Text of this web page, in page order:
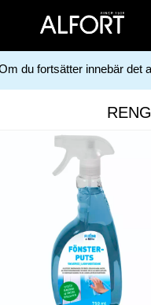
du fortsätter innebär det